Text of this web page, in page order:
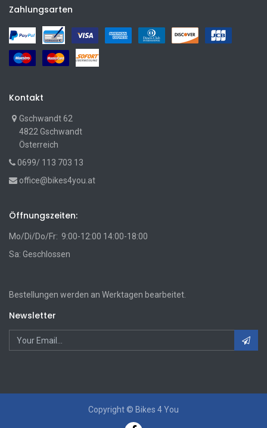
Zahlungsarten
Kontakt
Gschwandt 62
4822 Gschwandt
Österreich
0699/ 113 703 13
office@bikes4you.at
Öffnungszeiten:
Mo/Di/Do/Fr: 9:00-12:00 14:00-18:00
Sa: Geschlossen
Bestellungen werden an Werktagen bearbeitet.
Newsletter
Copyright © Bikes 4 You